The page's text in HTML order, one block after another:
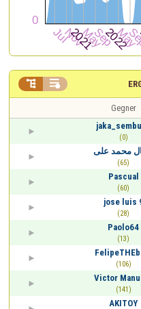
 
Gegner
(0)
محمد على
(65)
Pascual
(60)
jose luis
(28)
Paolo64
(13)
(106)
Victor
(141)
AKITOY